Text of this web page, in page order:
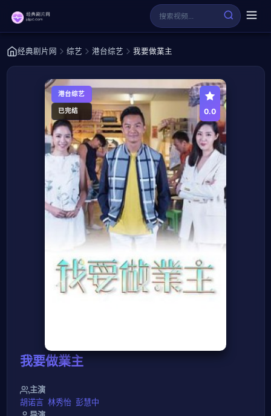
经典剧片网 综艺 港台综艺 我要做業主
港台综艺
已完结 0.0
我要做業主
主演
胡诺言 林秀怡 彭慧中